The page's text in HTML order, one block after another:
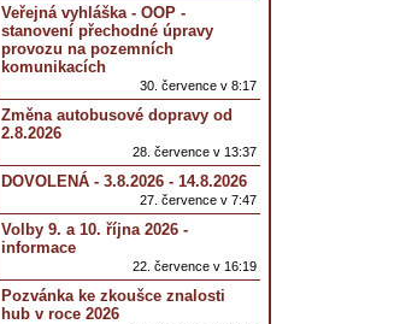
Veřejná vyhláška - OOP -
stanovení přechodné úpravy
provozu na pozemních
komunikacích
30. července v 8:17
Změna autobusové dopravy od
2.8.2026
28. července v 13:37
DOVOLENÁ - 3.8.2026 - 14.8.2026
27. července v 7:47
Volby 9. a 10. října 2026 -
informace
22. července v 16:19
Pozvánka ke zkoušce znalosti
hub v roce 2026